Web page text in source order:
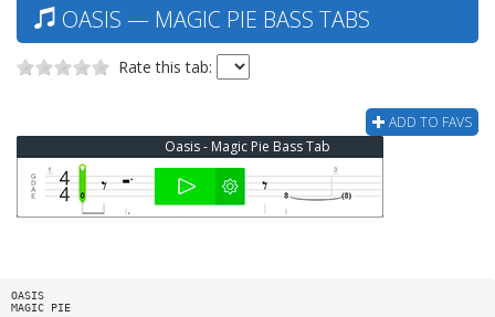
OASIS — MAGIC PIE BASS TABS
Rate this tab:
ADD TO FAVS
Oasis - Magic Pie Bass Tab
OASIS
MAGIC PIE